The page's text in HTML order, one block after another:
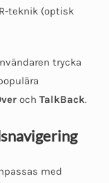
teknik (optisk
trycka
och TalkBack.
med